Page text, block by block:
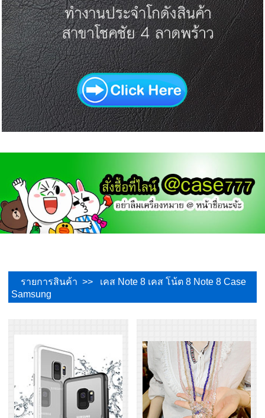
รายการสินค้า >> เคส Note 8 เคส โน้ต 8 Note 8 Case
Samsung